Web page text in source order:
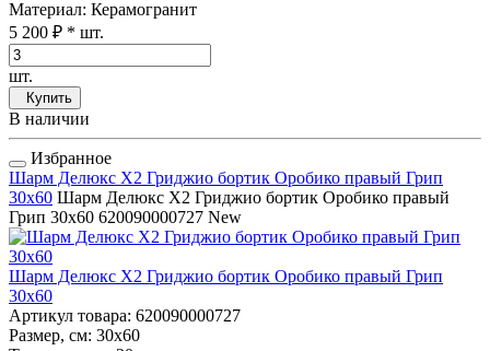
Материал: Керамогранит
5 200 ₽ * шт.
шт.
Купить
В наличии
Избранное
Шарм Делюкс Х2 Гриджио бортик Оробико правый Грип
30x60 Шарм Делюкс Х2 Гриджио бортик Оробико правый
Грип 30x60 620090000727 New
Шарм Делюкс Х2 Гриджио бортик Оробико правый Грип
30x60
Артикул товара: 620090000727
Размер, см: 30x60